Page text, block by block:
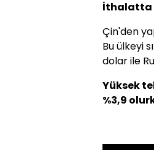
İthalatta
Çin'den
Bu ülkeyi
dolar ile
Yüksek
%3,9